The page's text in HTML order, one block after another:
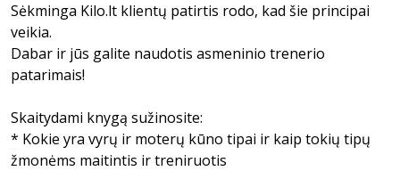
Sėkminga Kilo.lt klientų patirtis rodo, kad šie principai
veikia.
Dabar ir jūs galite naudotis asmeninio trenerio
patarimais!
Skaitydami knygą sužinosite:
* Kokie yra vyrų ir moterų kūno tipai ir kaip tokių tipų
žmonėms maitintis ir treniruotis